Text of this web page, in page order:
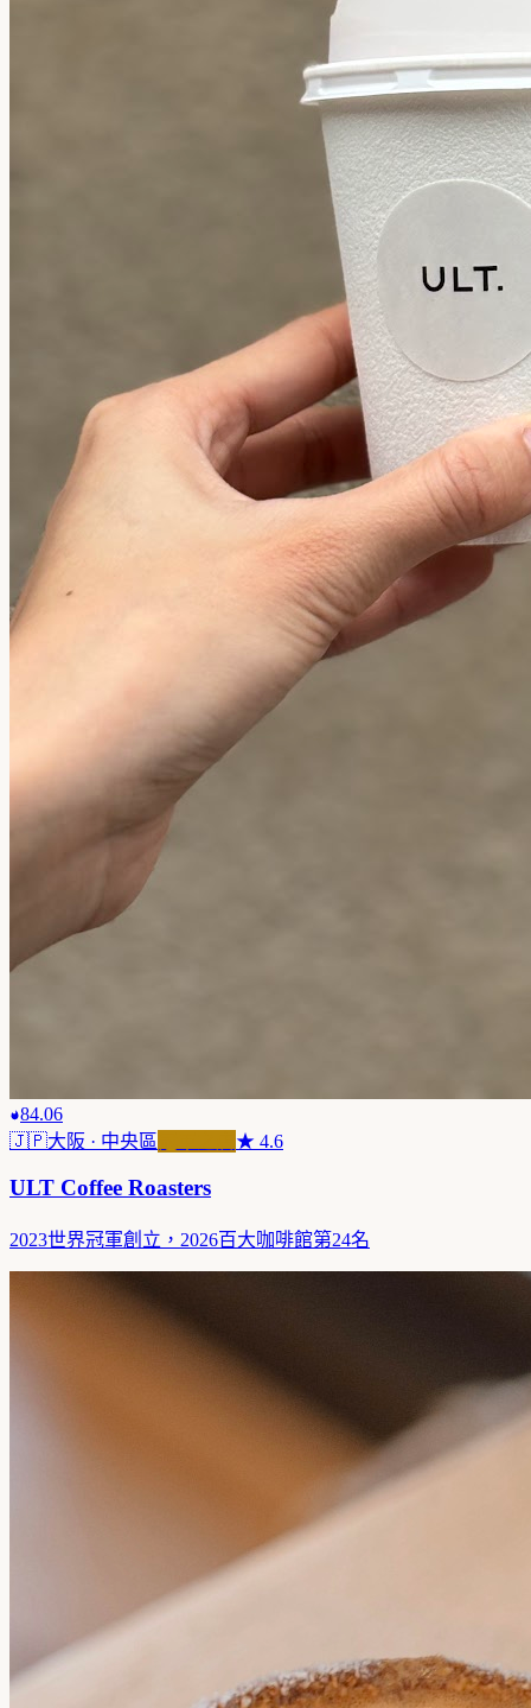
84.06
🇯🇵大阪 · 中央區 ★ 4.6
ULT Coffee Roasters
2023世界冠軍創立，2026百大咖啡館第24名